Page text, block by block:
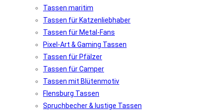
Tassen maritim
Tassen für Katzenliebhaber
Tassen für Metal-Fans
Pixel-Art & Gaming Tassen
Tassen für Pfälzer
Tassen für Camper
Tassen mit Blütenmotiv
Flensburg Tassen
Spruchbecher & lustige Tassen